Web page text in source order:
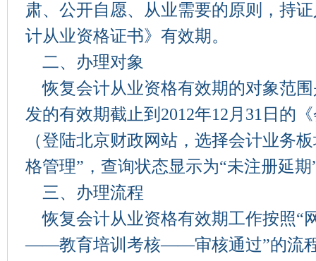
肃、公开自愿、从业需要的原则，持
计从业资格证书》有效期。
二、办理对象
恢复会计从业资格有效期的对象范
发的有效期截止到2012年12月31日的
（登陆北京财政网站，选择会计业务
格管理”，查询状态显示为“未注册延期
三、办理流程
恢复会计从业资格有效期工作按照
——教育培训考核——审核通过”的流